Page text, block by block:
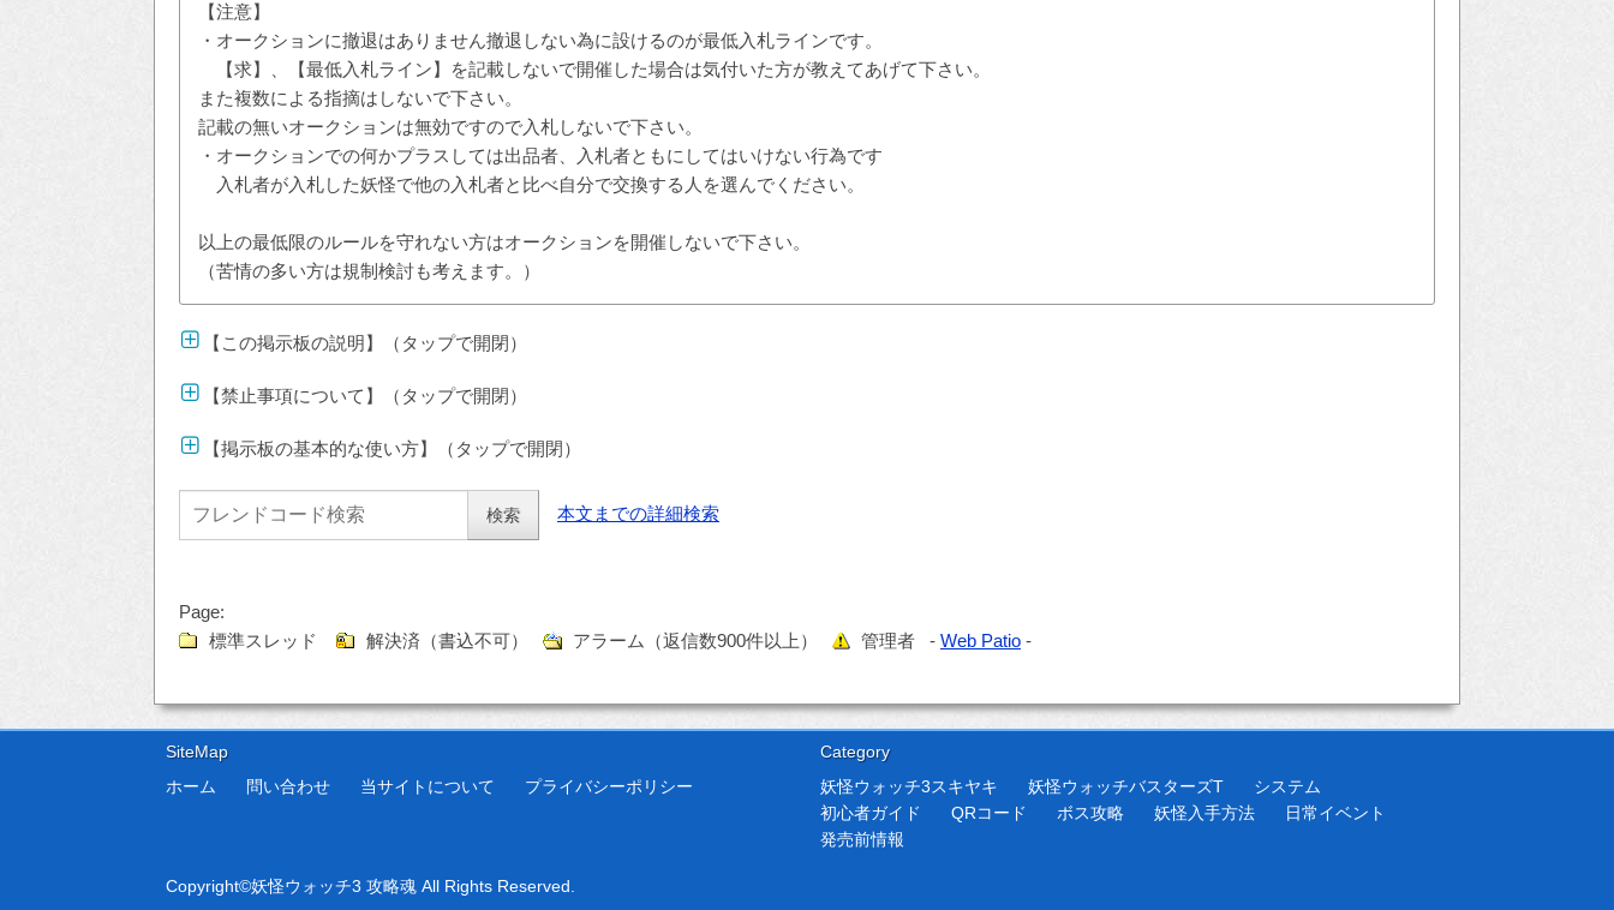
【注意】
・オークションに撤退はありません撤退しない為に設けるのが最低入札ラインです。
【求】、【最低入札ライン】を記載しないで開催した場合は気付いた方が教えてあげて下さい。
また複数による指摘はしないで下さい。
記載の無いオークションは無効ですので入札しないで下さい。
・オークションでの何かプラスしては出品者、入札者ともにしてはいけない行為です
入札者が入札した妖怪で他の入札者と比べ自分で交換する人を選んでください。
以上の最低限のルールを守れない方はオークションを開催しないで下さい。
（苦情の多い方は規制検討も考えます。）
【この掲示板の説明】（タップで開閉）
【禁止事項について】（タップで開閉）
【掲示板の基本的な使い方】（タップで開閉）
本文までの詳細検索
Page:
標準スレッド
解決済（書込不可） アラーム（返信数900件以上） 管理者 - Web Patio -
SiteMap
ホーム
問い合わせ 当サイトについて プライバシーポリシー
Category
妖怪ウォッチ3スキヤキ
妖怪ウォッチバスターズT
システム
初心者ガイド
QRコード ボス攻略 妖怪入手方法
日常イベント
発売前情報
Copyright©妖怪ウォッチ3 攻略魂 All Rights Reserved.